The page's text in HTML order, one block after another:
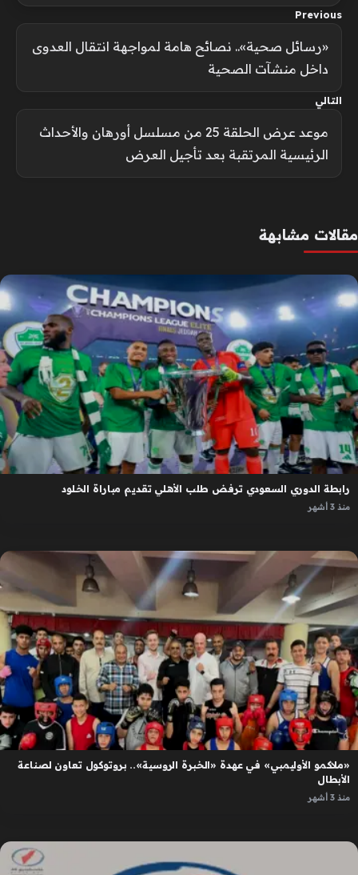
Previous
«رسائل صحية».. نصائح هامة لمواجهة انتقال العدوى
داخل منشآت الصحية
التالي
موعد عرض الحلقة 25 من مسلسل أورهان والأحداث
الرئيسية المرتقبة بعد تأجيل العرض
مقالات مشابهة
رابطة الدوري السعودي ترفض طلب الأهلي تقديم مباراة الخلود
منذ 3 أشهر
«ملاكمو الأوليمبي» في عهدة «الخبرة الروسية».. بروتوكول تعاون لصناعة
الأبطال
منذ 3 أشهر